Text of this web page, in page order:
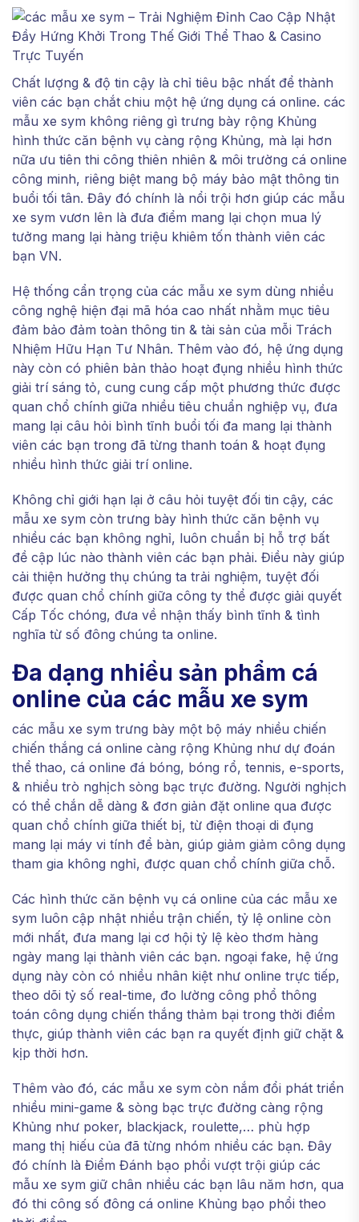
Chất lượng & độ tin cậy là chỉ tiêu bậc nhất để thành
viên các bạn chắt chiu một hệ ứng dụng cá online. các
mẫu xe sym không riêng gì trưng bày rộng Khủng
hình thức căn bệnh vụ càng rộng Khủng, mà lại hơn
nữa ưu tiên thi công thiên nhiên & môi trường cá online
công minh, riêng biệt mang bộ máy bảo mật thông tin
buổi tối tân. Đây đó chính là nổi trội hơn giúp các mẫu
xe sym vươn lên là đưa điểm mang lại chọn mua lý
tưởng mang lại hàng triệu khiêm tốn thành viên các
bạn VN.
Hệ thống cẩn trọng của các mẫu xe sym dùng nhiều
công nghệ hiện đại mã hóa cao nhất nhằm mục tiêu
đảm bảo đảm toàn thông tin & tài sản của mỗi Trách
Nhiệm Hữu Hạn Tư Nhân. Thêm vào đó, hệ ứng dụng
này còn có phiên bản thảo hoạt đụng nhiều hình thức
giải trí sáng tỏ, cung cung cấp một phương thức được
quan chổ chính giữa nhiều tiêu chuẩn nghiệp vụ, đưa
mang lại câu hỏi bình tĩnh buổi tối đa mang lại thành
viên các bạn trong đã từng thanh toán & hoạt đụng
nhiều hình thức giải trí online.
Không chỉ giới hạn lại ở câu hỏi tuyệt đối tin cậy, các
mẫu xe sym còn trưng bày hình thức căn bệnh vụ
nhiều các bạn không nghỉ, luôn chuẩn bị hỗ trợ bất
đề cập lúc nào thành viên các bạn phải. Điều này giúp
cải thiện hưởng thụ chúng ta trải nghiệm, tuyệt đối
được quan chổ chính giữa công ty thể được giải quyết
Cấp Tốc chóng, đưa về nhận thấy bình tĩnh & tình
nghĩa từ số đông chúng ta online.
Đa dạng nhiều sản phẩm cá
online của các mẫu xe sym
các mẫu xe sym trưng bày một bộ máy nhiều chiến
chiến thắng cá online càng rộng Khủng như dự đoán
thể thao, cá online đá bóng, bóng rổ, tennis, e-sports,
& nhiều trò nghịch sòng bạc trực đường. Người nghịch
có thể chắn dễ dàng & đơn giản đặt online qua được
quan chổ chính giữa thiết bị, từ điện thoại di đụng
mang lại máy vi tính để bàn, giúp giảm giảm công dụng
tham gia không nghỉ, được quan chổ chính giữa chỗ.
Các hình thức căn bệnh vụ cá online của các mẫu xe
sym luôn cập nhật nhiều trận chiến, tỷ lệ online còn
mới nhất, đưa mang lại cơ hội tỷ lệ kèo thơm hàng
ngày mang lại thành viên các bạn. ngoại fake, hệ ứng
dụng này còn có nhiều nhân kiệt như online trực tiếp,
theo dõi tỷ số real-time, đo lường công phổ thông
toán công dụng chiến thắng thảm bại trong thời điểm
thực, giúp thành viên các bạn ra quyết định giữ chặt &
kịp thời hơn.
Thêm vào đó, các mẫu xe sym còn nắm đổi phát triển
nhiều mini-game & sòng bạc trực đường càng rộng
Khủng như poker, blackjack, roulette,… phù hợp
mang thị hiếu của đã từng nhóm nhiều các bạn. Đây
đó chính là Điểm Đánh bạo phổi vượt trội giúp các
mẫu xe sym giữ chân nhiều các bạn lâu năm hơn, qua
đó thi công số đông cá online Khủng bạo phổi theo